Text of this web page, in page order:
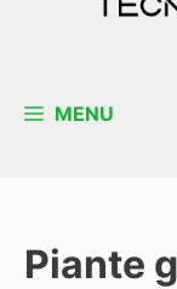
MENU
Piante